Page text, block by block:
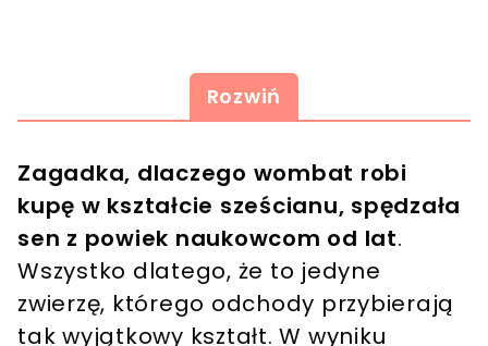
Rozwiń
Zagadka, dlaczego wombat robi
kupę w kształcie sześcianu, spędzała
sen z powiek naukowcom od lat.
Wszystko dlatego, że to jedyne
zwierzę, którego odchody przybierają
tak wyjątkowy kształt. W wyniku